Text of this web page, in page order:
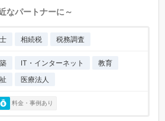
なパートナーに～
相続税 税務調査
IT・インターネット
教育
医療法人
料金・事例あり